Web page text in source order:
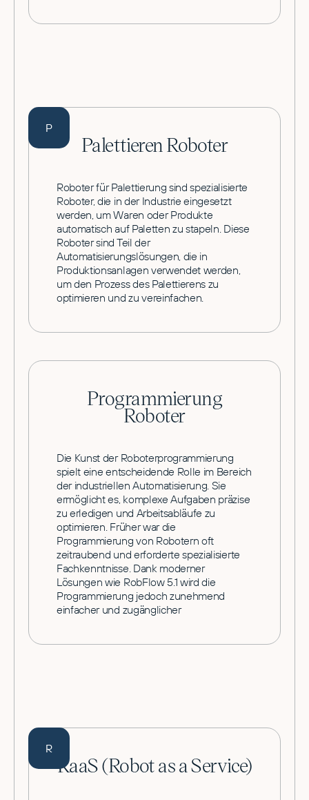
P
Palettieren Roboter
Roboter für Palettierung sind spezialisierte
Roboter, die in der Industrie eingesetzt
werden, um Waren oder Produkte
automatisch auf Paletten zu stapeln. Diese
Roboter sind Teil der
Automatisierungslösungen, die in
Produktionsanlagen verwendet werden,
um den Prozess des Palettierens zu
optimieren und zu vereinfachen.
Programmierung
Roboter
Die Kunst der Roboterprogrammierung
spielt eine entscheidende Rolle im Bereich
der industriellen Automatisierung. Sie
ermöglicht es, komplexe Aufgaben präzise
zu erledigen und Arbeitsabläufe zu
optimieren. Früher war die
Programmierung von Robotern oft
zeitraubend und erforderte spezialisierte
Fachkenntnisse. Dank moderner
Lösungen wie RobFlow 5.1 wird die
Programmierung jedoch zunehmend
einfacher und zugänglicher
R
RaaS (Robot as a Service)